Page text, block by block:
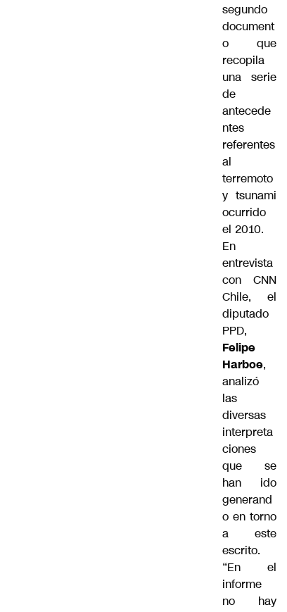
segundo
document
o que
recopila
una serie
de
antecede
ntes
referentes
al
terremoto
y tsunami
ocurrido
el 2010.
En
entrevista
con CNN
Chile, el
diputado
PPD,
Felipe
Harboe,
analizó
las
diversas
interpreta
ciones
que se
han ido
generand
o en torno
a este
escrito.
“En el
informe
no hay